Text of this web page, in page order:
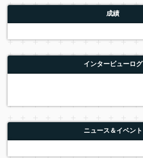
成績
インタービューログ
ニュース＆イベント